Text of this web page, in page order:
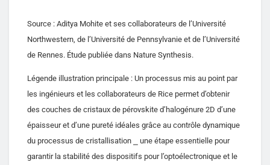
Source : Aditya Mohite et ses collaborateurs de l’Université
Northwestern, de l’Université de Pennsylvanie et de l’Université
de Rennes. Étude publiée dans Nature Synthesis.
Légende illustration principale : Un processus mis au point par
les ingénieurs et les collaborateurs de Rice permet d’obtenir
des couches de cristaux de pérovskite d’halogénure 2D d’une
épaisseur et d’une pureté idéales grâce au contrôle dynamique
du processus de cristallisation ⎯ une étape essentielle pour
garantir la stabilité des dispositifs pour l’optoélectronique et le